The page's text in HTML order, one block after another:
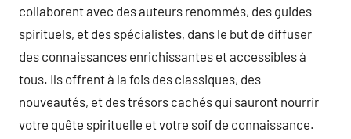
collaborent avec des auteurs renommés, des guides
spirituels, et des spécialistes, dans le but de diffuser
des connaissances enrichissantes et accessibles à
tous. Ils offrent à la fois des classiques, des
nouveautés, et des trésors cachés qui sauront nourrir
votre quête spirituelle et votre soif de connaissance.